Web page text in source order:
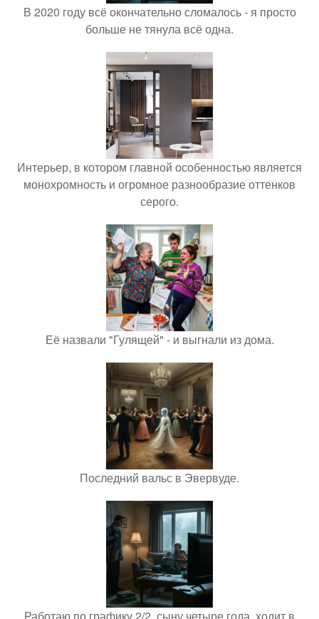
В 2020 году всё окончательно сломалось - я просто
больше не тянула всё одна.
Интерьер, в котором главной особенностью является
монохромность и огромное разнообразие оттенков
серого.
Её назвали "Гулящей" - и выгнали из дома.
Последний вальс в Эвервуде.